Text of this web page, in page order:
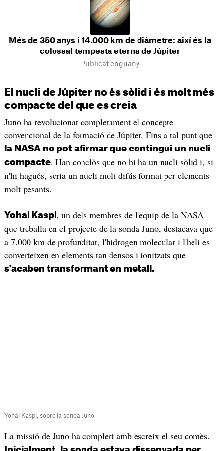
Més de 350 anys i 14.000 km de diàmetre: així és la
colossal tempesta eterna de Júpiter
Publicat enguany
El nucli de Júpiter no és sòlid i és molt més
compacte del que es creia
Juno ha revolucionat completament el concepte
convencional de la formació de Júpiter. Fins a tal punt que
la NASA no pot afirmar que contingui un nucli
compacte. Han conclòs que no hi ha un nucli sòlid i, si
n'hi hagués, seria un nucli molt difús format per elements
molt pesants.
Yohai Kaspi, un dels membres de l'equip de la NASA
que treballa en el projecte de la sonda Juno, destacava que
a 7.000 km de profunditat, l'hidrogen molecular i l'heli es
converteixen en elements tan densos i ionitzats que
s'acaben transformant en metall.
Yohai Kaspi, sobre la sonda Juno
La missió de Juno ha complert amb escreix el seu comès.